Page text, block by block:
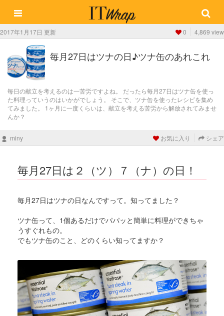
2017年1月17日 更新 0 4,869 view
毎月27日はツナの日♪ツナ缶のあれこれ
毎日の献立を考えるのは一苦労ですよね。 だったら毎月27日はツナ缶を使っ
た料理っていうのはいかがでしょう。 そこで、ツナ缶を使ったレシピを集め
てみました。 1ヶ月に一度くらいは、献立を考える苦労から解放されてみませ
んか？
miny お気に入り シェア
毎月27日は２（ツ）７（ナ）の日！
毎月27日はツナの日なんですって。知ってました？
ツナ缶って、1個あるだけでパパッと簡単に料理ができちゃ
うすぐれもの。
でもツナ缶のこと、どのくらい知ってますか？